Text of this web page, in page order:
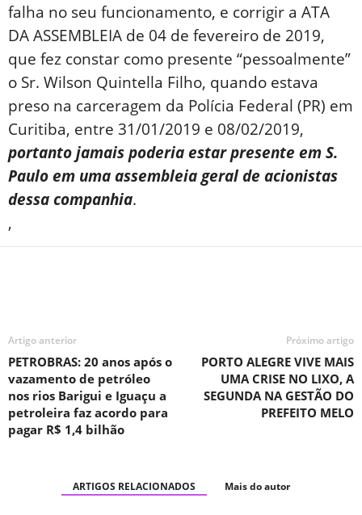
falha no seu funcionamento, e corrigir a ATA
DA ASSEMBLEIA de 04 de fevereiro de 2019,
que fez constar como presente “pessoalmente”
o Sr. Wilson Quintella Filho, quando estava
preso na carceragem da Polícia Federal (PR) em
Curitiba, entre 31/01/2019 e 08/02/2019,
portanto jamais poderia estar presente em S.
Paulo em uma assembleia geral de acionistas
dessa companhia.
,
Artigo anterior
PETROBRAS: 20 anos após o
vazamento de petróleo
nos rios Barigui e Iguaçu a
petroleira faz acordo para
pagar R$ 1,4 bilhão
Próximo artigo
PORTO ALEGRE VIVE MAIS
UMA CRISE NO LIXO, A
SEGUNDA NA GESTÃO DO
PREFEITO MELO
ARTIGOS RELACIONADOS Mais do autor